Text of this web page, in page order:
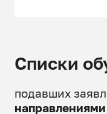
Списки
подавших
направлениями